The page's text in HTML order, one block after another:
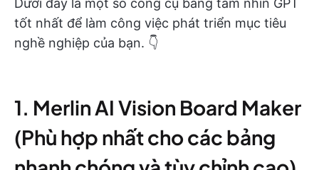
Dưới đây là một số công cụ bảng tầm nhìn GPT
tốt nhất để làm công việc phát triển mục tiêu
nghề nghiệp của bạn. 👇
1. Merlin AI Vision Board Maker
(Phù hợp nhất cho các bảng